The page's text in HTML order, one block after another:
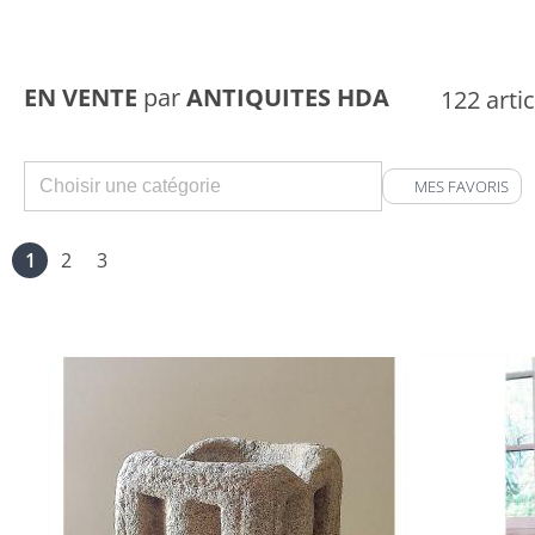
EN VENTE parANTIQUITES HDA 122
MES FAVORIS
1 2 3